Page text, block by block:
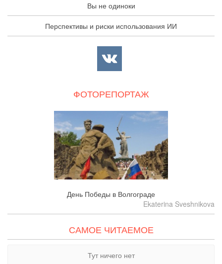
Вы не одиноки
Перспективы и риски использования ИИ
ФОТОРЕПОРТАЖ
День Победы в Волгограде
Ekaterina Sveshnikova
САМОЕ ЧИТАЕМОЕ
Тут ничего нет